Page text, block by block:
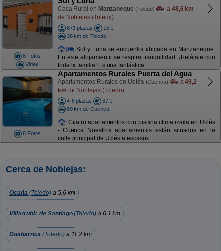
8 Fotos
Video
Casa Rural en Manzaneque (Toledo) a 48,6 km
de Noblejas (Toledo)
6+2 plazas
15 €
38 km de Toledo
Sol y Luna se encuentra ubicada en Manzaneque.
En este alojamiento se respira tranquilidad. ¡Relájate con
toda la familia! Es una fantástica ...
8 Fotos
Apartamentos Rurales Puerta del Agua
Apartamentos Rurales en Uclés (Cuenca) a 49,2
km de Noblejas (Toledo)
4-6 plazas
37 €
80 km de Cuenca
Cuatro apartamentos con piscina climatizada en Uclés
- Cuenca Nuestros apartamentos están situados en la
calle principal de Uclés a escasos ...
Cerca de Noblejas:
Ocaña (Toledo) a 5,6 km
Villarrubia de Santiago (Toledo) a 6,1 km
Dosbarrios (Toledo) a 11,2 km